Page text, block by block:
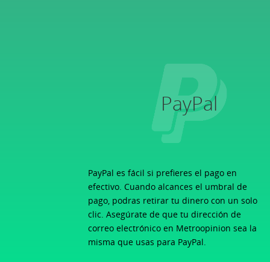
PayPal
PayPal es fácil si prefieres el pago en
efectivo. Cuando alcances el umbral de
pago, podras retirar tu dinero con un solo
clic. Asegúrate de que tu dirección de
correo electrónico en Metroopinion sea la
misma que usas para PayPal.